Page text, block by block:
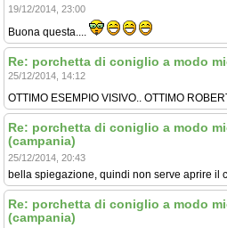
19/12/2014, 23:00
Buona questa....
Re: porchetta di coniglio a modo
25/12/2014, 14:12
OTTIMO ESEMPIO VISIVO.. OTTIMO
Re: porchetta di coniglio a modo
(campania)
25/12/2014, 20:43
bella spiegazione, quindi non serve aprire il
Re: porchetta di coniglio a modo
(campania)